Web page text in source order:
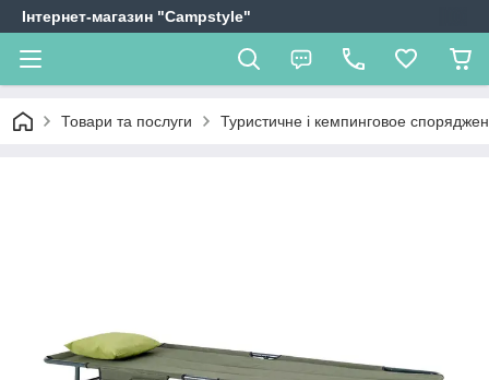
Інтернет-магазин "Campstyle"
Товари та послуги Туристичне і кемпинговое